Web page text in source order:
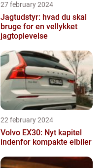
27 february 2024
Jagtudstyr: hvad du skal
bruge for en vellykket
jagtoplevelse
22 february 2024
Volvo EX30: Nyt kapitel
indenfor kompakte elbiler